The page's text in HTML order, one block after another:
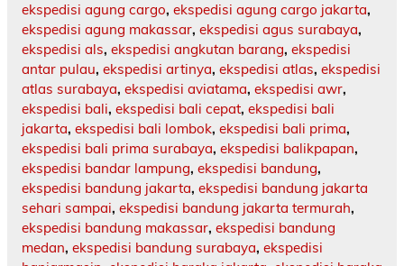
ekspedisi agung cargo, ekspedisi agung cargo jakarta,
ekspedisi agung makassar, ekspedisi agus surabaya,
ekspedisi als, ekspedisi angkutan barang, ekspedisi
antar pulau, ekspedisi artinya, ekspedisi atlas, ekspedisi
atlas surabaya, ekspedisi aviatama, ekspedisi awr,
ekspedisi bali, ekspedisi bali cepat, ekspedisi bali
jakarta, ekspedisi bali lombok, ekspedisi bali prima,
ekspedisi bali prima surabaya, ekspedisi balikpapan,
ekspedisi bandar lampung, ekspedisi bandung,
ekspedisi bandung jakarta, ekspedisi bandung jakarta
sehari sampai, ekspedisi bandung jakarta termurah,
ekspedisi bandung makassar, ekspedisi bandung
medan, ekspedisi bandung surabaya, ekspedisi